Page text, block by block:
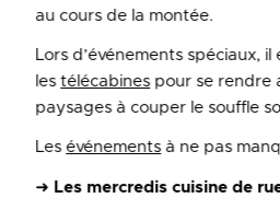
au cours de la montée.
Lors d’événements spéciaux, il
lestélécabinespour se rendre
paysages à couper le souffle
Lesévénementsà ne pas
➜ Les mercredis cuisine de